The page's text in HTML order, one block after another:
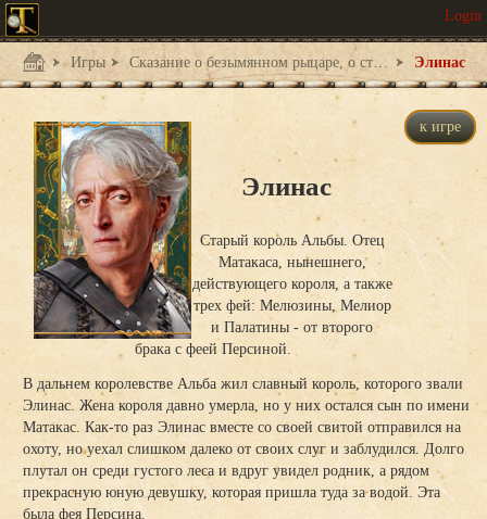
Игры Сказание о безымянном рыцаре, о странствиях, печалях и любви - 1 Элинас
к игре
Элинас
Старый король Альбы. Отец
Матакаса, нынешнего,
действующего короля, а также
трех фей: Мелюзины, Мелиор
и Палатины - от второго
брака с феей Персиной.
В дальнем королевстве Альба жил славный король, которого звали
Элинас. Жена короля давно умерла, но у них остался сын по имени
Матакас. Как-то раз Элинас вместе со своей свитой отправился на
охоту, но уехал слишком далеко от своих слуг и заблудился. Долго
плутал он среди густого леса и вдруг увидел родник, а рядом
прекрасную юную девушку, которая пришла туда за водой. Эта
была фея Персина.